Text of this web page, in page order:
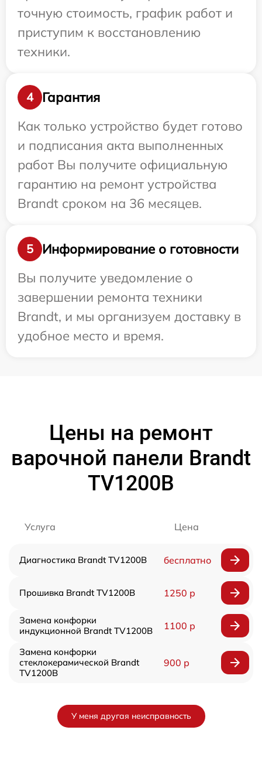
точную стоимость, график работ и
приступим к восстановлению
техники.
4
Гарантия
Как только устройство будет готово
и подписания акта выполненных
работ Вы получите официальную
гарантию на ремонт устройства
Brandt сроком на 36 месяцев.
5
Информирование о готовности
Вы получите уведомление о
завершении ремонта техники
Brandt, и мы организуем доставку в
удобное место и время.
Цены на ремонт
варочной панели Brandt
TV1200B
Услуга Цена
Диагностика Brandt TV1200B бесплатно
Прошивка Brandt TV1200B 1250 р
Замена конфорки
индукционной Brandt TV1200B
1100 р
Замена конфорки
стеклокерамической Brandt
TV1200B
900 р
У меня другая неисправность